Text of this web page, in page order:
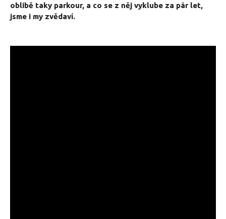
oblibě taky parkour, a co se z něj vyklube za pár let,
jsme i my zvědaví.